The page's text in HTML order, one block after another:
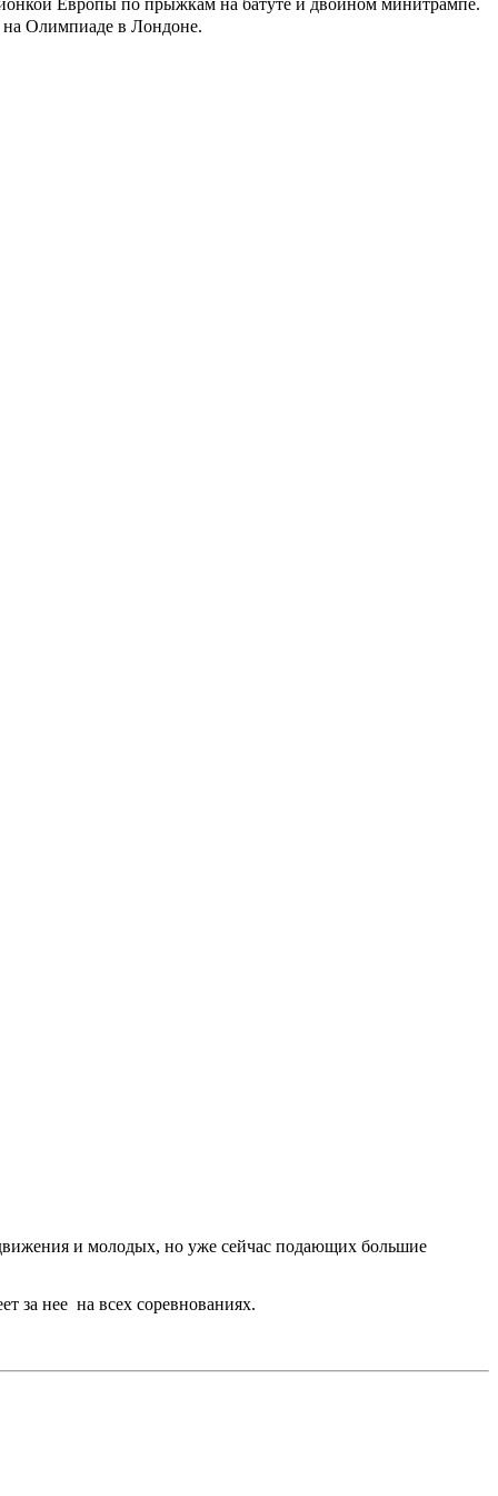
Европы по прыжкам на батуте и двойном минитрампе.
на Олимпиаде в Лондоне.
и молодых, но уже сейчас подающих большие
за нее на всех соревнованиях.